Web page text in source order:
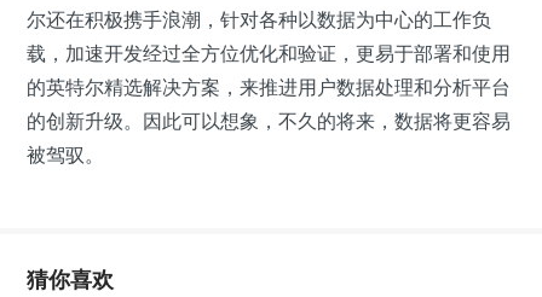
尔还在积极携手浪潮，针对各种以数据为中心的工作负
载，加速开发经过全方位优化和验证，更易于部署和使用
的英特尔精选解决方案，来推进用户数据处理和分析平台
的创新升级。因此可以想象，不久的将来，数据将更容易
被驾驭。
猜你喜欢